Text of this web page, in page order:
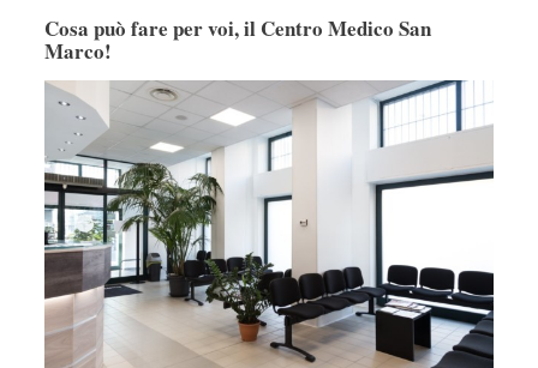
Cosa può fare per voi, il Centro Medico San
Marco!